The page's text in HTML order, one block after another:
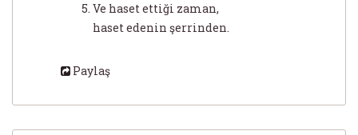
Ve haset ettiği zaman,
haset edenin şerrinden.
Paylaş